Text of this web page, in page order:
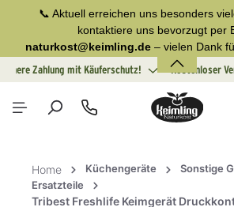
springen
📞 Aktuell erreichen uns besonders
kontaktiere uns bevorzugt per
naturkost@keimling.de– vielen Dank
Sichere Zahlung mit Käuferschutz!
Kostenloser
Home Küchengeräte
Sonstige
Ersatzteile
Tribest Freshlife Keimgerät